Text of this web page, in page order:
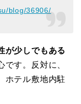
blog/36906/
が少しでもある
です。反対に、
ホテル敷地内駐